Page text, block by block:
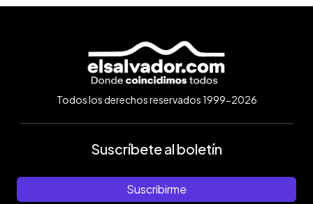
Todos los derechos reservados 1999-2026
Suscríbete al boletín
Suscribirme